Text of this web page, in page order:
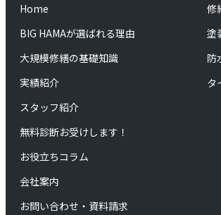
Home
BIG HAMAが選ばれる理由
大規模修繕の基礎知識
実績紹介
スタッフ紹介
修
塗
防
タ
無料診断お受けします！
お役立ちコラム
会社案内
お問い合わせ・資料請求